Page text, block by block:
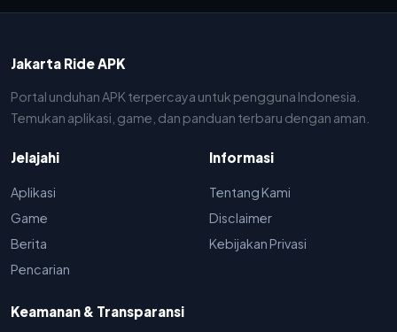
Jakarta Ride APK
Portal unduhan APK terpercaya untuk pengguna Indonesia.
Temukan aplikasi, game, dan panduan terbaru dengan aman.
Jelajahi
Aplikasi
Game
Berita
Pencarian
Informasi
Tentang Kami
Disclaimer
Kebijakan Privasi
Keamanan & Transparansi